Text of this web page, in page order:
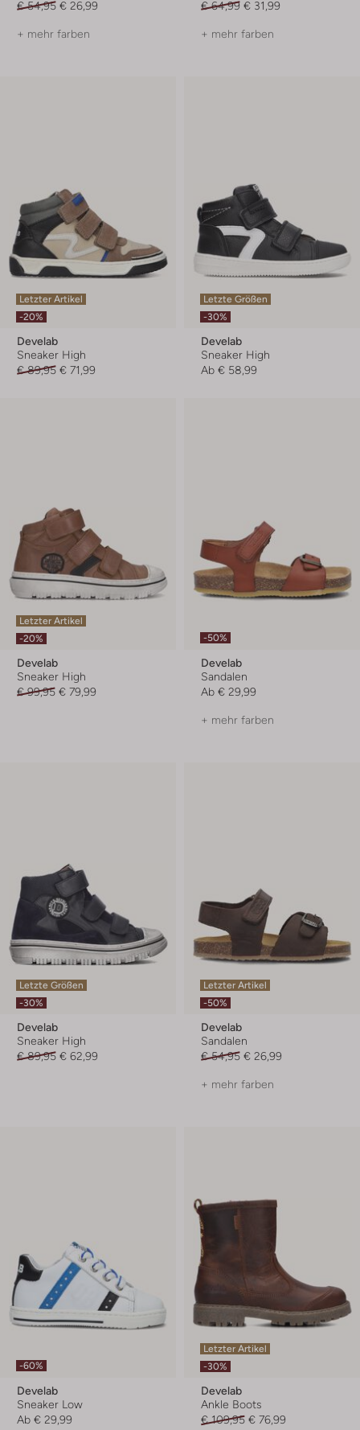
€ 54,95 € 26,99
+ mehr farben
€ 64,99 € 31,99
+ mehr farben
Letzter Artikel
-20%
Develab
Sneaker High
€ 89,95 € 71,99
Letzte Größen
-30%
Develab
Sneaker High
Ab € 58,99
Letzter Artikel
-20%
Develab
Sneaker High
€ 99,95 € 79,99
-50%
Develab
Sandalen
Ab € 29,99
+ mehr farben
Letzte Größen
-30%
Develab
Sneaker High
€ 89,95 € 62,99
Letzter Artikel
-50%
Develab
Sandalen
€ 54,95 € 26,99
+ mehr farben
-60%
Develab
Sneaker Low
Ab € 29,99
Letzter Artikel
-30%
Develab
Ankle Boots
€ 109,95 € 76,99